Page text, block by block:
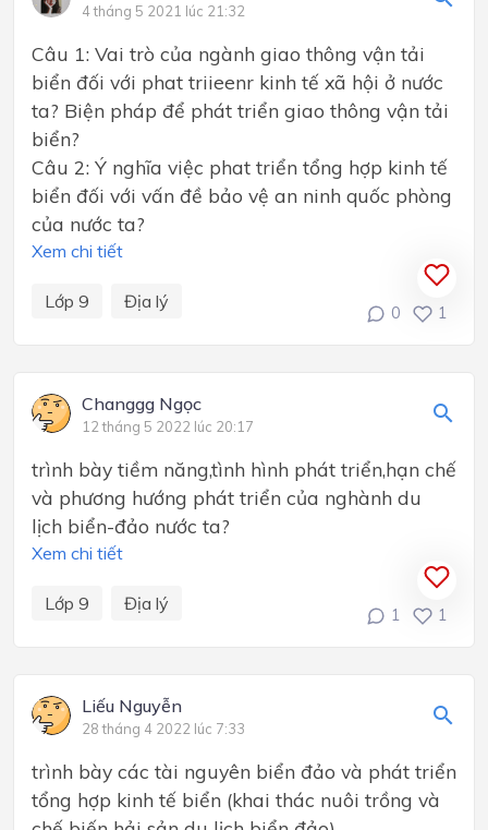
4 tháng 5 2021 lúc 21:32
Câu 1: Vai trò của ngành giao thông vận tải
biển đối với phat triieenr kinh tế xã hội ở nước
ta? Biện pháp để phát triển giao thông vận tải
biển?
Câu 2: Ý nghĩa việc phat triển tổng hợp kinh tế
biển đối với vấn đề bảo vệ an ninh quốc phòng
của nước ta?
Xem chi tiết
Lớp 9 Địa lý
0 1
Changgg Ngọc
12 tháng 5 2022 lúc 20:17
trình bày tiềm năng,tình hình phát triển,hạn chế
và phương hướng phát triển của nghành du
lịch biển-đảo nước ta?
Xem chi tiết
Lớp 9 Địa lý
1 1
Liếu Nguyễn
28 tháng 4 2022 lúc 7:33
trình bày các tài nguyên biển đảo và phát triển
tổng hợp kinh tế biển (khai thác nuôi trồng và